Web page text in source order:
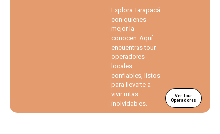
Explora Tarapacá
con quienes
mejor la
conocen. Aquí
encuentras tour
operadores
locales
confiables, listos
para llevarte a
vivir rutas
inolvidables.
Ver Tour
Operadores